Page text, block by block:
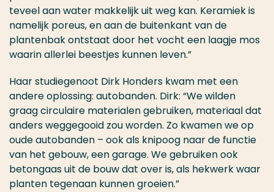
teveel aan water makkelijk uit weg kan. Keramiek is
namelijk poreus, en aan de buitenkant van de
plantenbak ontstaat door het vocht een laagje mos
waarin allerlei beestjes kunnen leven.”
Haar studiegenoot Dirk Honders kwam met een
andere oplossing: autobanden. Dirk: “We wilden
graag circulaire materialen gebruiken, materiaal dat
anders weggegooid zou worden. Zo kwamen we op
oude autobanden – ook als knipoog naar de functie
van het gebouw, een garage. We gebruiken ook
betongaas uit de bouw dat over is, als hekwerk waar
planten tegenaan kunnen groeien.”